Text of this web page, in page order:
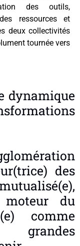
des outils,
ressources et
deux collectivités
tournée vers
dynamique
des
du
comme
grandes